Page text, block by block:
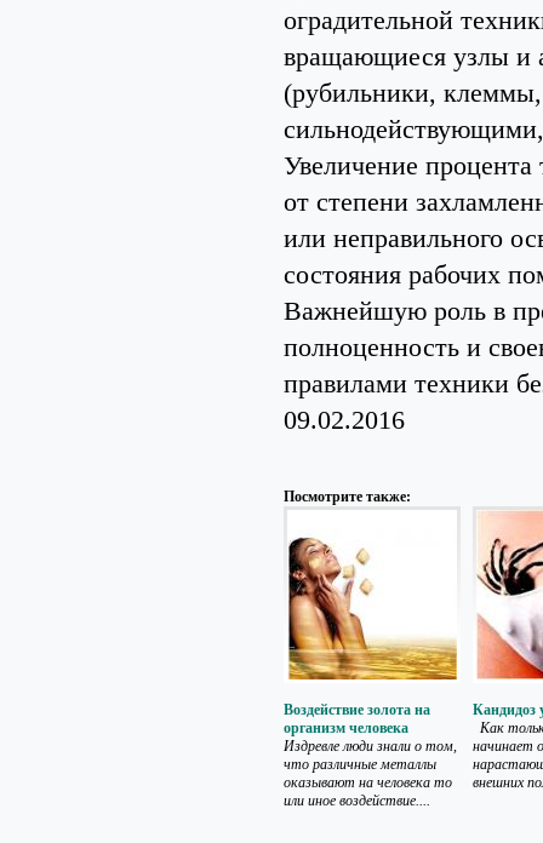
оградительной
вращающиеся узлы и
(рубильники,
Увеличение процента
от степени
или неправильного
состояния рабочих
Важнейшую роль в
полноценность и
правилами техники
09.02.2016
Посмотрите также:
Воздействие золота на
организм человека
Издревле люди знали о том,
что различные металлы
оказывают на человека то
или иное воздействие....
Кандидоз
Как
начинает
внешних